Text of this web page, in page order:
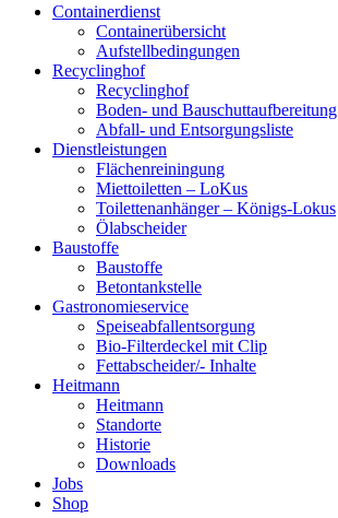
Containerdienst
Containerübersicht
Aufstellbedingungen
Recyclinghof
Recyclinghof
Boden- und Bauschuttaufbereitung
Abfall- und Entsorgungsliste
Dienstleistungen
Flächenreiningung
Miettoiletten – LoKus
Toilettenanhänger – Königs-Lokus
Ölabscheider
Baustoffe
Baustoffe
Betontankstelle
Gastronomieservice
Speiseabfallentsorgung
Bio-Filterdeckel mit Clip
Fettabscheider/‐ Inhalte
Heitmann
Heitmann
Standorte
Historie
Downloads
Jobs
Shop